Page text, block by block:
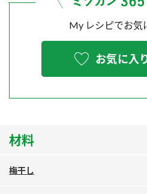
炊き込みご飯の素
PIN印
スペシャルサイト
お酢を知ろう！
ぽん酢サワー
ZENB initiative
MIM（ミツカンミュ
各部門が大切にして
販売終了製品のご案内
よくあるご質問
地図から取り扱い店舗を探す
My レシピでお気
お気に入
材料
梅干し